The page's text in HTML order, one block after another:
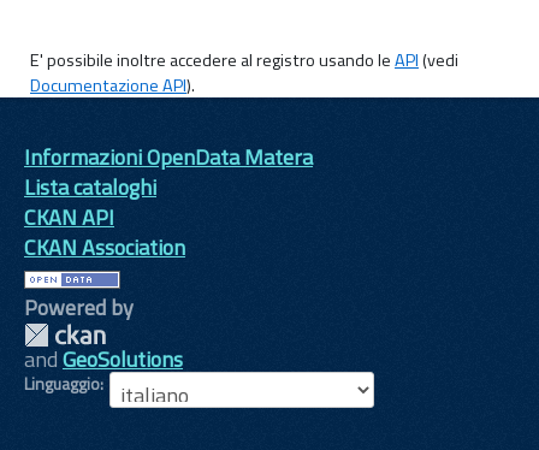
E' possibile inoltre accedere al registro usando leAPI(vedi
Documentazione API).
Informazioni OpenData Matera
Lista cataloghi
CKAN API
CKAN Association
Powered by
andGeoSolutions
Linguaggio